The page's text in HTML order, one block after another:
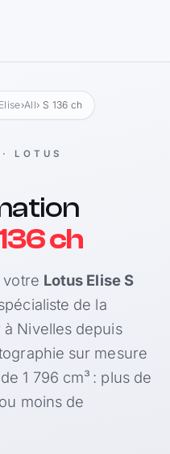
Elise›All› S 136 ch
LOTUS
ch
votre Lotus Elise S
de la
Nivelles depuis
sur mesure
1 796 cm³ : plus de
moins de